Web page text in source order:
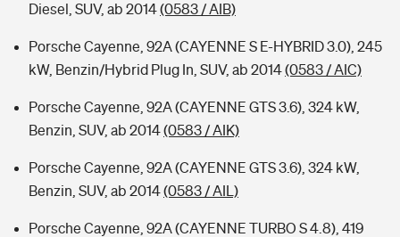
Diesel, SUV, ab 2014(0583 / AIB)
Porsche Cayenne, 92A (CAYENNE S E-HYBRID 3.0), 245
kW, Benzin/Hybrid Plug In, SUV, ab 2014(0583 / AIC)
Porsche Cayenne, 92A (CAYENNE GTS 3.6), 324 kW,
Benzin, SUV, ab 2014(0583 / AIK)
Porsche Cayenne, 92A (CAYENNE GTS 3.6), 324 kW,
Benzin, SUV, ab 2014(0583 / AIL)
Porsche Cayenne, 92A (CAYENNE TURBO S 4.8), 419